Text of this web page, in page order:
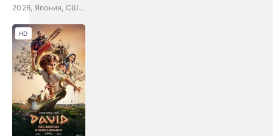
2026, Япония, США, мультфильм, фэнтези, комедия, приключения, семейный
HD